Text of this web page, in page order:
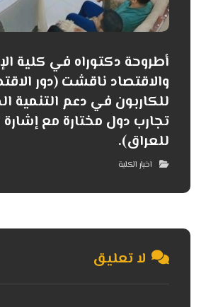
أطروحة دكتوراه في كلية
والاقتصاد ناقشت (دور
للكاربون في دعم التنمية
تجارب دول مختارة مع
للعراق).
اخبار الكلية
لا تعليق